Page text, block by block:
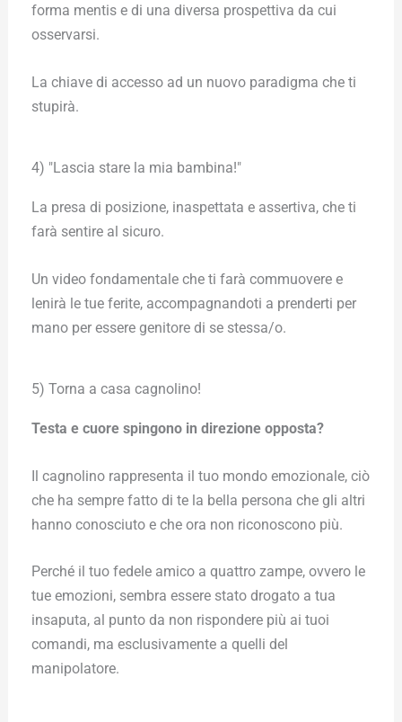
forma mentis e di una diversa prospettiva da cui
osservarsi.
La chiave di accesso ad un nuovo paradigma che ti
stupirà.
4) "Lascia stare la mia bambina!"
La presa di posizione, inaspettata e assertiva, che ti
farà sentire al sicuro.
Un video fondamentale che ti farà commuovere e
lenirà le tue ferite, accompagnandoti a prenderti per
mano per essere genitore di se stessa/o.
5) Torna a casa cagnolino!
Testa e cuore spingono in direzione opposta?
Il cagnolino rappresenta il tuo mondo emozionale, ciò
che ha sempre fatto di te la bella persona che gli altri
hanno conosciuto e che ora non riconoscono più.
Perché il tuo fedele amico a quattro zampe, ovvero le
tue emozioni, sembra essere stato drogato a tua
insaputa, al punto da non rispondere più ai tuoi
comandi, ma esclusivamente a quelli del
manipolatore.